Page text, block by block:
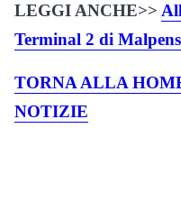
LEGGI ANCHE>>
Terminal 2 di
TORNA ALLA
NOTIZIE